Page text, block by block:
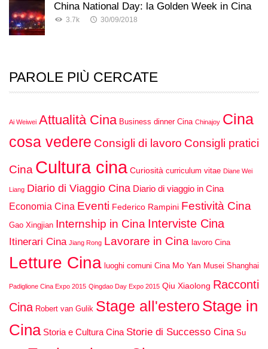
China National Day: la Golden Week in Cina
3.7k 30/09/2018
PAROLE PIÙ CERCATE
Ai Weiwei Attualità Cina Business dinner Cina Chinajoy Cina
cosa vedere Consigli di lavoro Consigli pratici
Cina Cultura cina Curiosità curriculum vitae Diane Wei
Liang Diario di Viaggio Cina Diario di viaggio in Cina
Economia Cina Eventi Federico Rampini Festività Cina
Gao Xingjian Internship in Cina Interviste Cina
Itinerari Cina Jiang Rong Lavorare in Cina lavoro Cina
Letture Cina luoghi comuni Cina Mo Yan Musei Shanghai
Padiglione Cina Expo 2015 Qingdao Day Expo 2015 Qiu Xiaolong Racconti
Cina Robert van Gulik Stage all'estero Stage in
Cina Storia e Cultura Cina Storie di Successo Cina Su